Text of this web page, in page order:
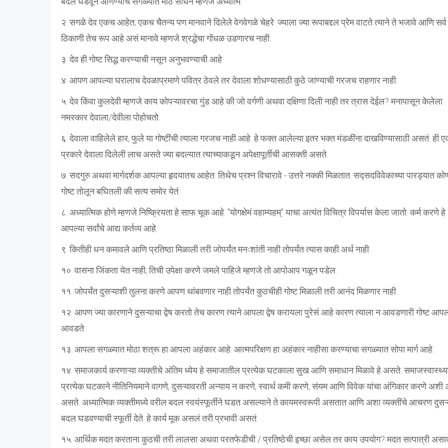
२. सगळे देव एकच आहेत; एकच चैतन्य पण मानवाने दिलेले वेगवेगळे चेहरे. ज्याला ज्या रूपाबद्दल प्रेम वाटते त्याने ते भजावे आणि सर्व
ठिकाणी तेच रूप आहे असं मानावे म्हणजे श्रद्धेचा गोंधळ उडणारच नाही.
३. देव ही गोष्ट सिद्ध करण्याची नसून अनुभवण्याची आहे.
४. आपण आपल्या घरालाच देवळाप्रमाणे पवित्र ठेवले तर देवाला शोधण्यासाठी कुठे जाण्याची गरजच राहणार नाही.
५. देव किंवा कुलदेवी म्हणजे काय कोपऱ्यावरचा गुंड आहे की जो वर्गणी अथवा दक्षिणा दिली नाही तर त्रास देईल? मनापासून केलेला
नमस्कार देवाला/देवीला पोहोचतो.
६. देवाला वाहिलेले हार, फुले या गोष्टींची त्याला गरजच नाही आहे. हे फक्त आलेल्या इतर भक्त मंडळींना दाखविण्यासाठी असतं. ही
प्रकारे देवाला दिलेली लाच असते ज्या बदल्यात त्याच्याकडून अपेक्षापूर्तीची आसक्ती असते.
७. सदगुरु अथवा मार्गदर्शक आपल्या हृदयातच आहेत. तिथेच प्रश्न विचारावे - उत्तरे नक्की मिळतात. सद्सदविवेकाच्या पारड्यात
गोष्ट तोलून बघितली की सत्य समोर येतं.
८. अध्यात्मिक होणे म्हणजे निष्क्रियता हे साफ चूक आहे. "योगक्षेमं वहाम्यहम्" याचा अत्यंत विचित्र विपर्यास केला जातो. कर्म करणे हे
आपल्या सर्वांचे आद्य कर्तव्य आहे.
९. कितीही धन कमावले आणि प्रतिष्ठा मिळाली तरी जोपर्यंत मनःशांती नाही तोपर्यंत त्यास काही अर्थ नाही.
१०. वासना जिंकता येत नाही; तिची उपेक्षा करणे जमले पाहिजे म्हणजे तो आपोआप गळून पडेल.
११. जोपर्यंत दुसऱ्याशी तुलना करणे आपण थांबवणार नाही तोपर्यंत कुठचीही गोष्ट मिळाली तरी आनंद मिळणार नाही.
१२. आपण ज्या कारणाने दुसऱ्याचा द्वेष करतो तेच कारण त्याने आपला द्वेष करायला पुरेसं आहे कारण त्याला न आवडणारी गोष्ट
आवडते.
१३. आपला सगळ्यात मोठा शत्रू हा आपला अहंकार आहे. आत्मपरिक्षण हा अहंकार नाहीसा करण्याचा सगळ्यात सोपा मार्ग आहे.
१४. समाजकार्य करणाऱ्या व्यक्तीचे अंतिम ध्येय हे समाजातील प्रत्येक घटकाला सुख आणि समाधान मिळावे हे असते.
प्रत्येक घटकाने नीतिनियमाने वागणे, दुसऱ्यावरती अन्याय न करणे, स्वार्थ कमी करणे, संयम आणि विवेक यांचा अंगिकार करणे अशी
असते. अध्यात्मिक व्यक्तीमध्ये वरील बदल स्वयंस्फूर्तीने घडत असल्याने ते कायमस्वरूपी असतात आणि अशा व्यक्तींचे आचरण
बदल घडवण्याची स्फूर्ती देते. हे कार्य मूक असलं तरी प्रभावी असतं.
१५. आर्थिक मदत करताना कुठची तरी लालसा अथवा परतफेडीची / प्रतिष्ठेची इच्छा असेल तर काय उपयोग? मदत सत्पात्री